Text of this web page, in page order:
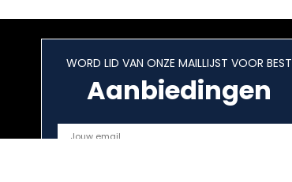
WORD LID VAN ONZE MAILLIJST VOOR BEST
Aanbiedingen